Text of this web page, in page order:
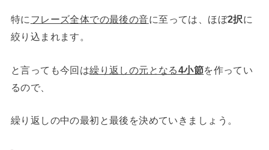
特に フレーズ全体での最後の音に至っては、ほぼ2択に
絞り込まれます。
と言っても今回は繰り返しの元となる4小節を作ってい
るので、
繰り返しの中の最初と最後を決めていきましょう。